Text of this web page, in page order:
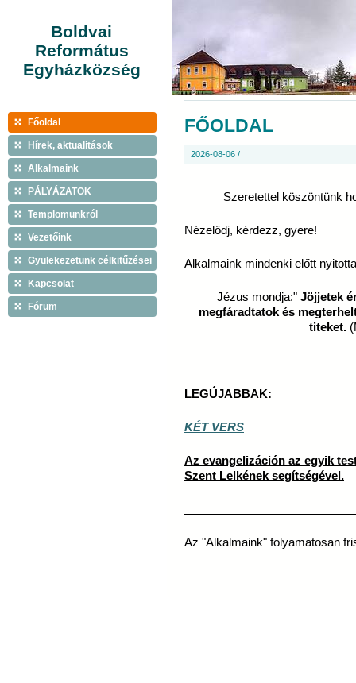
Boldvai
Református
Egyházközség
Főoldal
Hírek, aktualitások
Alkalmaink
PÁLYÁZATOK
Templomunkról
Vezetőink
Gyülekezetünk célkitűzései
Kapcsolat
Fórum
FŐOLDAL
2026-08-06 /
Szeretettel köszöntünk
Nézelődj, kérdezz, gyere!
Alkalmaink mindenki előtt
Jézus mondja:" Jöjjetek
megfáradtatok és
titeket.
LEGÚJABBAK:
KÉT VERS
Az evangelizáción az egyik
Szent Lelkének segítségével.
Az "Alkalmaink" folyamatosan